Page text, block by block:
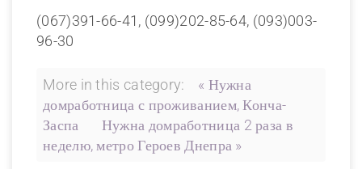
(067)391-66-41, (099)202-85-64, (093)003-
96-30
More in this category:
« Нужна
домработница с проживанием, Конча-
Заспа
Нужна домработница 2 раза в
неделю, метро Героев Днепра »